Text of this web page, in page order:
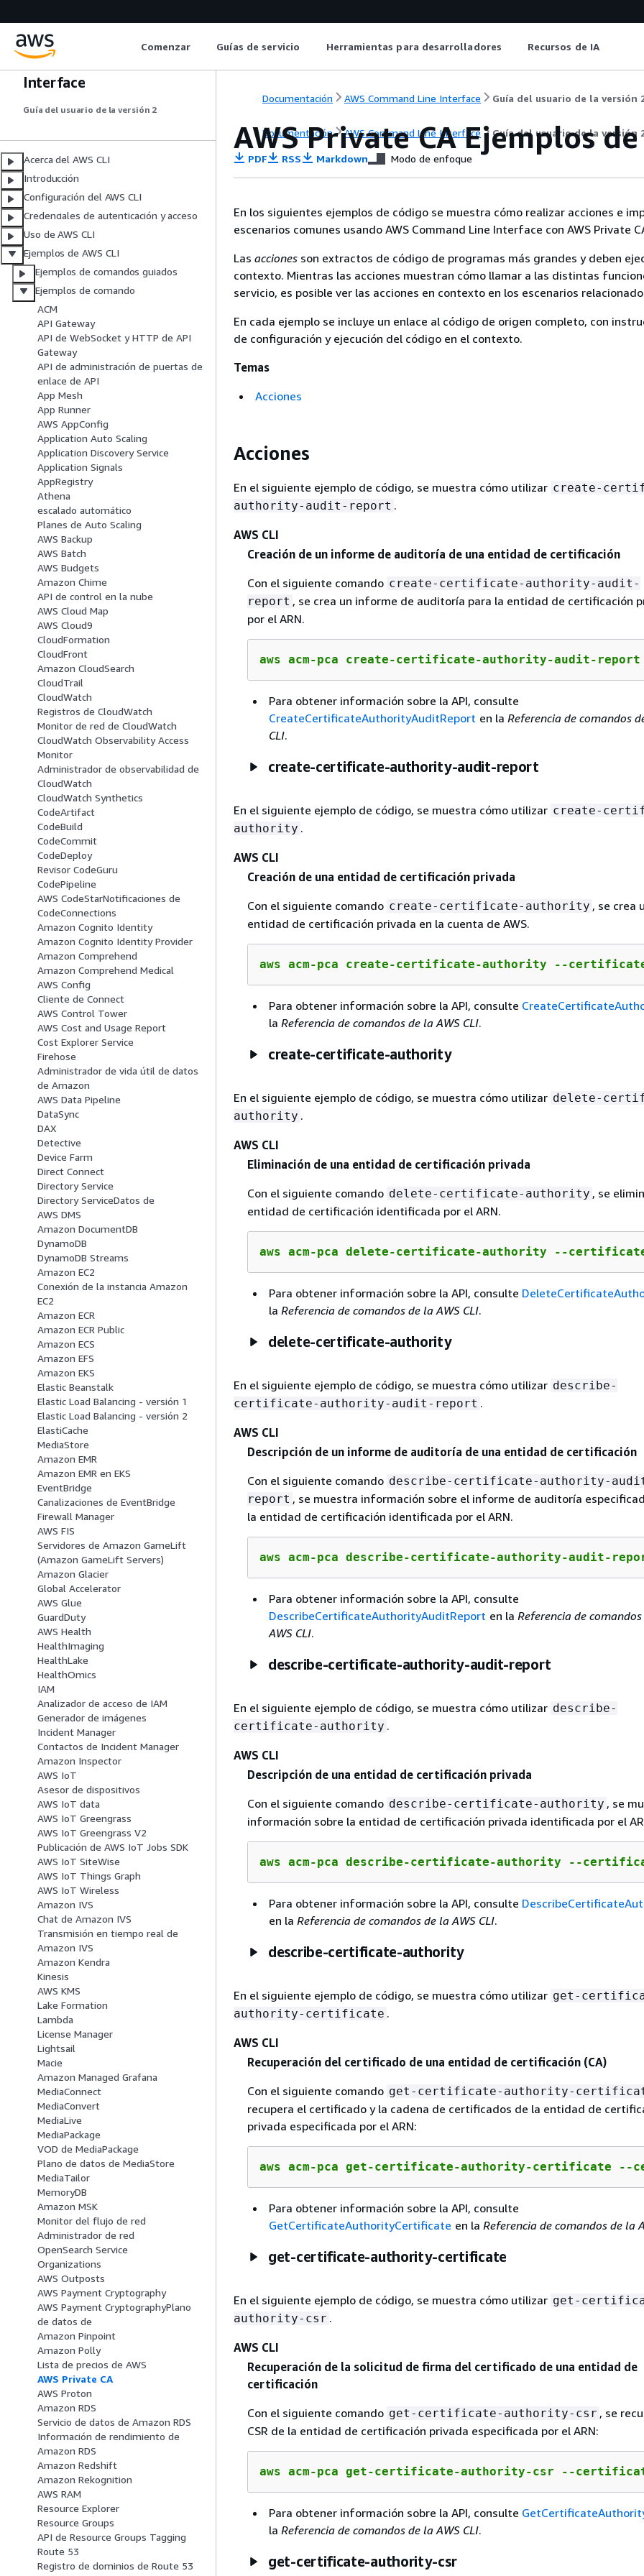
Comenzar Guías de servicio Herramientas para desarrolladores Recursos de IA
Interface
Guía del usuario de la versión 2
Acerca del AWS CLI
Introducción
Configuración del AWS CLI
Credenciales de autenticación y acceso
Uso de AWS CLI
Ejemplos de AWS CLI
Ejemplos de comandos guiados
Ejemplos de comando
ACM
API Gateway
API de WebSocket y HTTP de API
Gateway
API de administración de puertas de
enlace de API
App Mesh
App Runner
AWS AppConfig
Application Auto Scaling
Application Discovery Service
Application Signals
AppRegistry
Athena
escalado automático
Planes de Auto Scaling
AWS Backup
AWS Batch
AWS Budgets
Amazon Chime
API de control en la nube
AWS Cloud Map
AWS Cloud9
CloudFormation
CloudFront
Amazon CloudSearch
CloudTrail
CloudWatch
Registros de CloudWatch
Monitor de red de CloudWatch
CloudWatch Observability Access
Monitor
Administrador de observabilidad de
CloudWatch
CloudWatch Synthetics
CodeArtifact
CodeBuild
CodeCommit
CodeDeploy
Revisor CodeGuru
CodePipeline
AWS CodeStarNotificaciones de
CodeConnections
Amazon Cognito Identity
Amazon Cognito Identity Provider
Amazon Comprehend
Amazon Comprehend Medical
AWS Config
Cliente de Connect
AWS Control Tower
AWS Cost and Usage Report
Cost Explorer Service
Firehose
Administrador de vida útil de datos
de Amazon
AWS Data Pipeline
DataSync
DAX
Detective
Device Farm
Direct Connect
Directory Service
Directory ServiceDatos de
AWS DMS
Amazon DocumentDB
DynamoDB
DynamoDB Streams
Amazon EC2
Conexión de la instancia Amazon
EC2
Amazon ECR
Amazon ECR Public
Amazon ECS
Amazon EFS
Amazon EKS
Elastic Beanstalk
Elastic Load Balancing - versión 1
Elastic Load Balancing - versión 2
ElastiCache
MediaStore
Amazon EMR
Amazon EMR en EKS
EventBridge
Canalizaciones de EventBridge
Firewall Manager
AWS FIS
Servidores de Amazon GameLift
(Amazon GameLift Servers)
Amazon Glacier
Global Accelerator
AWS Glue
GuardDuty
AWS Health
HealthImaging
HealthLake
HealthOmics
IAM
Analizador de acceso de IAM
Generador de imágenes
Incident Manager
Contactos de Incident Manager
Amazon Inspector
AWS IoT
Asesor de dispositivos
AWS IoT data
AWS IoT Greengrass
AWS IoT Greengrass V2
Publicación de AWS IoT Jobs SDK
AWS IoT SiteWise
AWS IoT Things Graph
AWS IoT Wireless
Amazon IVS
Chat de Amazon IVS
Transmisión en tiempo real de
Amazon IVS
Amazon Kendra
Kinesis
AWS KMS
Lake Formation
Lambda
License Manager
Lightsail
Macie
Amazon Managed Grafana
MediaConnect
MediaConvert
MediaLive
MediaPackage
VOD de MediaPackage
Plano de datos de MediaStore
MediaTailor
MemoryDB
Amazon MSK
Monitor del flujo de red
Administrador de red
OpenSearch Service
Organizations
AWS Outposts
AWS Payment Cryptography
AWS Payment CryptographyPlano
de datos de
Amazon Pinpoint
Amazon Polly
Lista de precios de AWS
AWS Private CA
AWS Proton
Amazon RDS
Servicio de datos de Amazon RDS
Información de rendimiento de
Amazon RDS
Amazon Redshift
Amazon Rekognition
AWS RAM
Resource Explorer
Resource Groups
API de Resource Groups Tagging
Route 53
Registro de dominios de Route 53
Documentación AWS Command Line Interface Guía del usuario de la versión
Documentación AWS Command Line Interface Guía del usuario de la versión
AWS Private CA Ejemplos
PDF RSS Markdown Modo de enfoque
En los siguientes ejemplos de código se muestra cómo realizar acciones e
escenarios comunes usando AWS Command Line Interface con AWS Private
Las acciones son extractos de código de programas más grandes y deben
contexto. Mientras las acciones muestran cómo llamar a las distintas
servicio, es posible ver las acciones en contexto en los escenarios
En cada ejemplo se incluye un enlace al código de origen completo, con
de configuración y ejecución del código en el contexto.
Temas
Acciones
Acciones
En el siguiente ejemplo de código, se muestra cómo utilizar create-
authority-audit-report .
AWS CLI
Creación de un informe de auditoría de una entidad de certificación
Con el siguiente comando create-certificate-authority-audit-
report , se crea un informe de auditoría para la entidad de certificación
por el ARN.
aws acm-pca create-certificate-authority-audit-
Para obtener información sobre la API, consulte
CreateCertificateAuthorityAuditReport en la Referencia de comandos
CLI.
create-certificate-authority-audit-report
En el siguiente ejemplo de código, se muestra cómo utilizar create-
authority .
AWS CLI
Creación de una entidad de certificación privada
Con el siguiente comando create-certificate-authority , se crea
entidad de certificación privada en la cuenta de AWS.
aws acm-pca create-certificate-authority --
Para obtener información sobre la API, consulte
la Referencia de comandos de la AWS CLI.
create-certificate-authority
En el siguiente ejemplo de código, se muestra cómo utilizar delete-
authority .
AWS CLI
Eliminación de una entidad de certificación privada
Con el siguiente comando delete-certificate-authority , se
entidad de certificación identificada por el ARN.
aws acm-pca delete-certificate-authority --
Para obtener información sobre la API, consulte
la Referencia de comandos de la AWS CLI.
delete-certificate-authority
En el siguiente ejemplo de código, se muestra cómo utilizar describe-
certificate-authority-audit-report .
AWS CLI
Descripción de un informe de auditoría de una entidad de certificación
Con el siguiente comando describe-certificate-authority-
report , se muestra información sobre el informe de auditoría
la entidad de certificación identificada por el ARN.
aws acm-pca describe-certificate-authority-audit-
Para obtener información sobre la API, consulte
DescribeCertificateAuthorityAuditReport en laReferencia de
AWS CLI.
describe-certificate-authority-audit-report
En el siguiente ejemplo de código, se muestra cómo utilizar describe-
certificate-authority .
AWS CLI
Descripción de una entidad de certificación privada
Con el siguiente comando describe-certificate-authority , se
información sobre la entidad de certificación privada identificada por el
aws acm-pca describe-certificate-authority --
Para obtener información sobre la API, consulte
en la Referencia de comandos de la AWS CLI.
describe-certificate-authority
En el siguiente ejemplo de código, se muestra cómo utilizar get-
authority-certificate .
AWS CLI
Recuperación del certificado de una entidad de certificación (CA)
Con el siguiente comando get-certificate-authority-
recupera el certificado y la cadena de certificados de la entidad de
privada especificada por el ARN:
aws acm-pca get-certificate-authority-certificate --
Para obtener información sobre la API, consulte
GetCertificateAuthorityCertificate en laReferencia de comandos de la
get-certificate-authority-certificate
En el siguiente ejemplo de código, se muestra cómo utilizar get-
authority-csr .
AWS CLI
Recuperación de la solicitud de firma del certificado de una entidad de
certificación
Con el siguiente comando get-certificate-authority-csr , se
CSR de la entidad de certificación privada especificada por el ARN:
aws acm-pca get-certificate-authority-csr --
Para obtener información sobre la API, consulte
la Referencia de comandos de la AWS CLI.
get-certificate-authority-csr